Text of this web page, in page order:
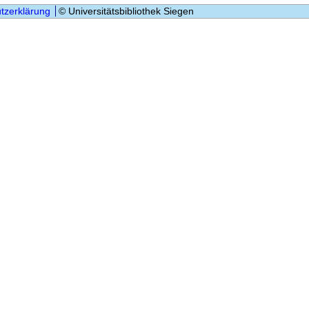
© Universitätsbibliothek Siegen